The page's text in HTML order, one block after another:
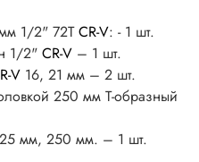
1/2" 72ТCR-V: - 1 шт.
1/2" CR-V – 1 шт.
V 16, 21 мм – 2 шт.
250 мм Т-образный
мм, 250 мм. – 1 шт.